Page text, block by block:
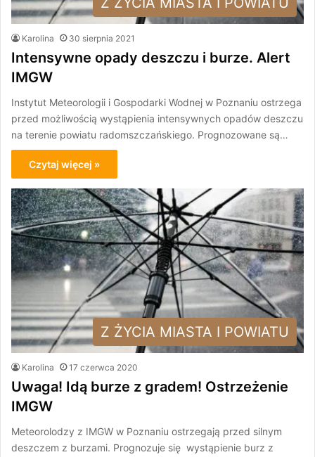
Karolina 30 sierpnia 2021
Intensywne opady deszczu i burze. Alert
IMGW
Instytut Meteorologii i Gospodarki Wodnej w Poznaniu ostrzega
przed możliwością wystąpienia intensywnych opadów deszczu
na terenie powiatu radomszczańskiego. Prognozowane są…
Czytaj więcej »
Z ŻYCIA MIASTA I POWIATU
Karolina 17 czerwca 2020
Uwaga! Idą burze z gradem! Ostrzeżenie
IMGW
Meteorolodzy z IMGW w Poznaniu ostrzegają przed silnym
deszczem z burzami. Prognozuje się wystąpienie burz z